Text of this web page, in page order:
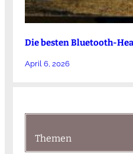
Die besten Bluetooth-
April 6, 2026
Themen